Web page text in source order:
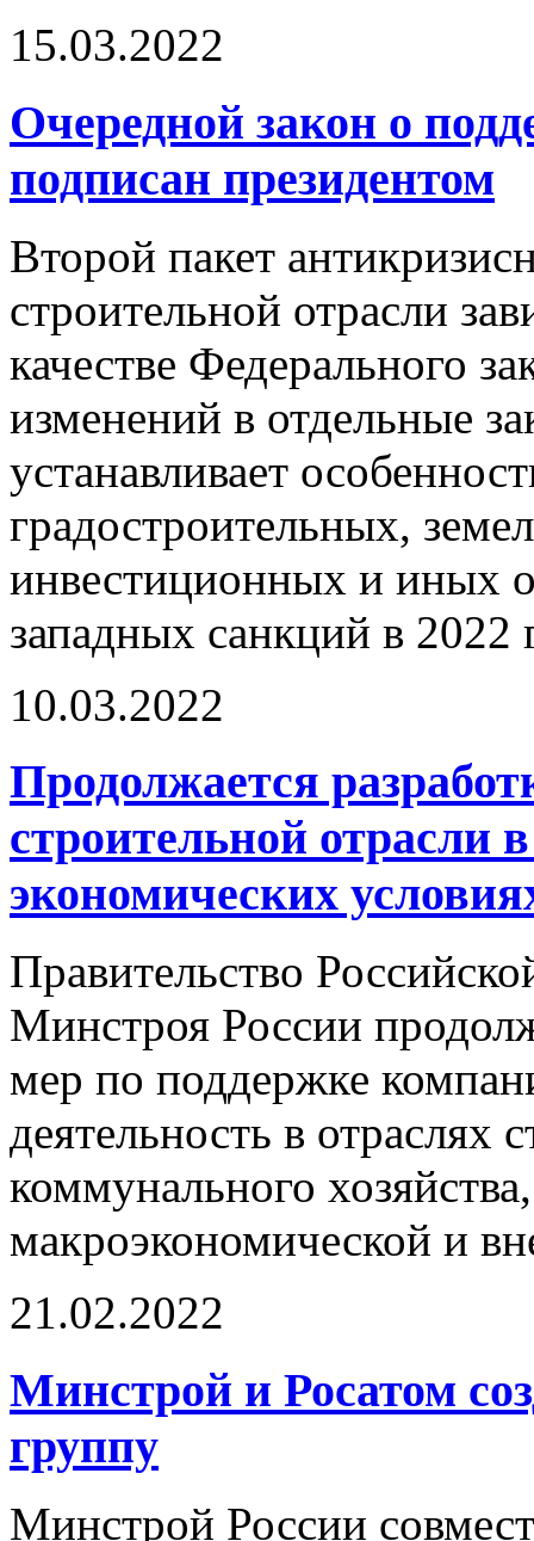
15.03.2022
Очередной закон о
подписан президентом
Второй пакет
строительной отрасли
качестве Федерального
изменений в отдельные
устанавливает
градостроительных,
инвестиционных и иных
западных санкций в 2022
10.03.2022
Продолжается
строительной отрасли
экономических
Правительство
Минстроя России
мер по поддержке
деятельность в отраслях
коммунального
макроэкономической и
21.02.2022
Минстрой и Росатом
группу
Минстрой России